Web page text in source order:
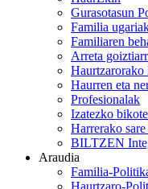
Gurasotasun
Familia
Familiaren
Arreta
Haurtzarorako
Haurren eta
Profesionalak
Izatezko
Harrerako
BILTZEN
Araudia
Familia-
Haurtzaro-